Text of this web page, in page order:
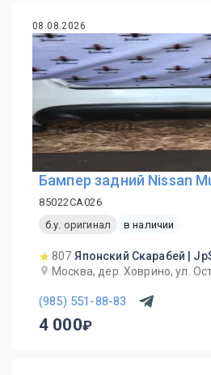
08.08.2026
Бампер задний Nissan
85022CA026
б.у. оригинал
в наличии
807 Японский Скарабей |
Москва, дер. Ховрино, ул.
(985) 551-88-83
4 000